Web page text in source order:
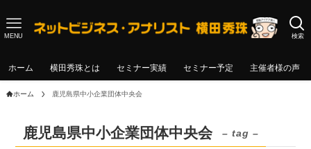
検索
MENU
ホーム 横田秀珠とは セミナー実績 セミナー予定 主催者様の声
ホーム 鹿児島県中小企業団体中央会
鹿児島県中小企業団体中央会 – tag –